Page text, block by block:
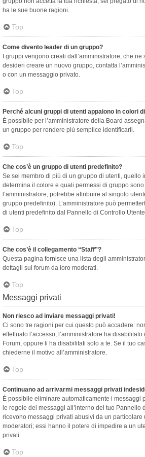
ha le sue buone ragioni.
Top
Come divento leader di un gruppo?
I gruppi vengono creati dall’amministratore, che
desideri creare un nuovo gruppo, contatta
o con un messaggio privato.
Top
Perché alcuni gruppi di utenti appaiono in colori
È possibile per l’amministratore della Board
un gruppo per rendere più semplice identificarli.
Top
Che cos’è un gruppo di utenti predefinito?
Se sei membro di più di un gruppo di utenti, quello
determina il colore e quali permessi di gruppo
l’amministratore, potrebbe attribuire al singolo
gruppo predefinito). L’amministratore può
di utenti predefinito dal Pannello di Controllo
Top
Che cos’è il collegamento “Staff”?
Questa pagina fornisce una lista degli
dettagli sui forum da loro moderati.
Top
Messaggi privati
Non riesco ad inviare messaggi privati!
Ci sono tre ragioni per cui questo può accadere:
effettuato l’accesso, l’amministratore ha
Forum, oppure li ha disabilitati solo a te. Se il tuo
chiederne il motivo all’amministratore.
Top
Continuano ad arrivarmi messaggi privati
È possibile eliminare automaticamente i messaggi
le regole dei messaggi all’interno del tuo Pannello
ricevono messaggi privati ​​abusivi da un particolare
moderatori; essi hanno il potere di impedire a un
privati​​.
Top